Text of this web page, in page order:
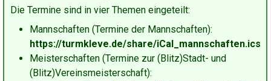
Die Termine sind in vier Themen eingeteilt:
Mannschaften (Termine der Mannschaften):
https://turmkleve.de/share/iCal_mannschaften.ics
Meisterschaften (Termine zur (Blitz)Stadt- und
(Blitz)Vereinsmeisterschaft):